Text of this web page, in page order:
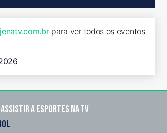
para ver todos os eventos
assistir a esportes na TV